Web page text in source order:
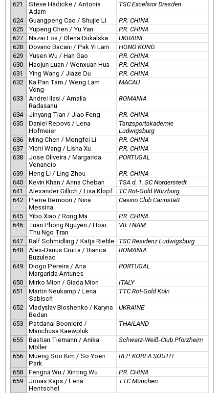
621
Steve Hädicke / Antonia
Adam
TSC Excelsior Dresden
624 Guangpeng Cao / Shujie Li
P.R. CHINA
625
Yupeng Chen / Yu Yan
P.R. CHINA
627
Nazar Los / Olena Dukalska
UKRAINE
628
Dovano Bacani / Pak Yi Lam
HONG KONG
629
Yusen Wu / Han Gao
P.R. CHINA
630
Haojun Luan / Wenxuan Hua
P.R. CHINA
631
Ying Wang / Jiaze Du
P.R. CHINA
632
Ka Pan Tam / Weng Lam
Vong
MACAU
633
Andrei Ilasi / Amalia
Radasanu
ROMANIA
634 Jinyang Tian / Jiao Feng
P.R. CHINA
635
Daniel Repovs / Lena
Hofmeier
Tanzsportakademie
Ludwigsburg
636
Ming Chen / Mengfei Li
P.R. CHINA
637
Yichi Wang / Lisha Xu
P.R. CHINA
638
Jose Oliveira / Margarida
Venancio
PORTUGAL
639 Heng Li / Ling Zhou
P.R. CHINA
640
Kevin Khan / Anna Cheban
TSA d. 1. SC Norderstedt
641
Alexander Gillich / Lisa Klopf
TC Rot-Gold Würzburg
642
Pierre Bernoon / Nina
Messina
Casino Club Cannstatt
645 Yibo Xiao / Rong Ma
P.R. CHINA
646
Tuan Phong Nguyen / Hoai
Thu Ngo Tran
VIETNAM
647 Ralf Schmidling / Katja Riehle
TSC Residenz Ludwigsburg
648
Alex-Darius Gruita / Bianca
Buzuleac
ROMANIA
649
Diogo Pereira / Ana
Margarida Antunes
PORTUGAL
650 Mirko Mion / Giada Mion
ITALY
651
Martin Neukamp / Lena
Sabisch
TTC Rot-Gold Köln
652
Vladyslav Bloshenko / Karyna
Bedan
UKRAINE
653
Patdanai Boonlerd /
Manchusa Kaewpluk
THAILAND
655
Bastian Tiemann / Anika
Möller
Schwarz-Weiß-Club Pforzheim
656
Mueng Soo Kim / So Yoen
Park
REP. KOREA SOUTH
658 Fengrui Wu / Xinting Wu
P.R. CHINA
659
Jonas Kaps / Lena
Hentschel
TTC München